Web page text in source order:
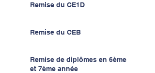
Remise du CE1D
Remise du CEB
Remise de diplômes en 6ème
et 7ème année